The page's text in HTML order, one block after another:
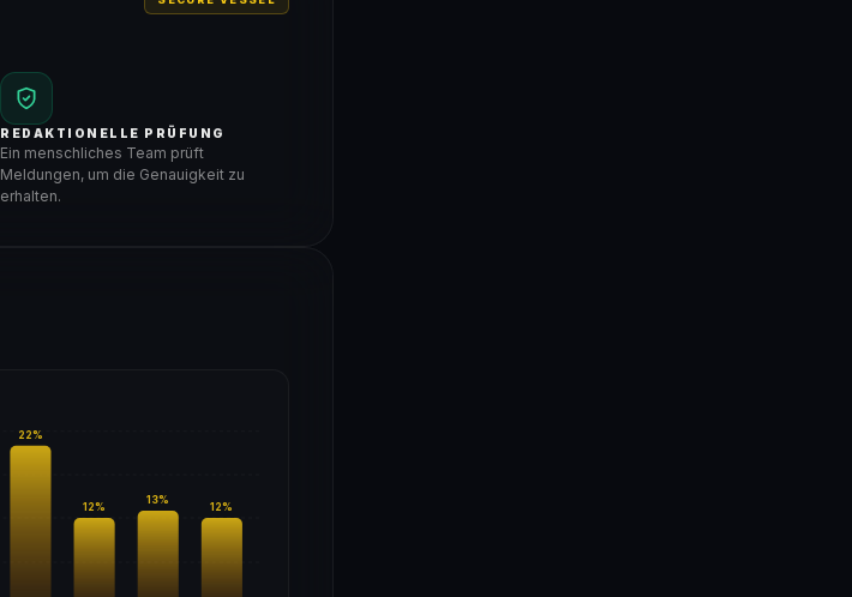
REDAKTIONELLE PRÜFUNG
Ein menschliches Team prüft
Meldungen, um die Genauigkeit zu
erhalten.
22%
12%
13%
12%